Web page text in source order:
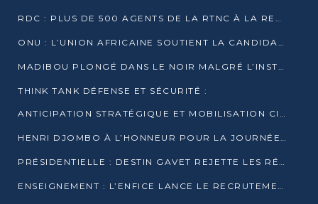
RDC : PLUS DE 500 AGENTS DE LA RTNC À LA RETRAITE, UNE PAGE SE TOURNE
ONU : L’UNION AFRICAINE SOUTIENT LA CANDIDATURE DE MACKY SALL
MADIBOU PLONGÉ DANS LE NOIR MALGRÉ L’INSTALLATION D’UN NOUVEAU TRANSFORMATEUR
THINK TANK DÉFENSE ET SÉCURITÉ :
ANTICIPATION STRATÉGIQUE ET MOBILISATION CITOYENNE POUR NOTRE SOUVERAINETÉ NATIONALE
HENRI DJOMBO À L’HONNEUR POUR LA JOURNÉE MONDIALE DU THÉÂTRE
PRÉSIDENTIELLE : DESTIN GAVET REJETTE LES RÉSULTATS ET APPELLE À UN DIALOGUE NATIONAL
ENSEIGNEMENT : L’ENFICE LANCE LE RECRUTEMENT DE SA PREMIÈRE PROMOTION DE PROFESSEURS DES ÉCOLES